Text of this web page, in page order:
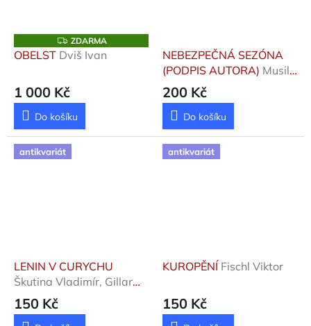
Z
D
A
A
ZDARMA
OBELST Dviš Ivan
1 000 Kč
Do košíku
NEBEZPEČNÁ SEZÓNA
(PODPIS AUTORA) Musil
Jiří
200 Kč
Do košíku
antikvariát
LENIN V CURYCHU
Škutina Vladimír, Gillar
Jaroslav, Hochm
150 Kč
antikvariát
KUROPĚNÍ Fischl Viktor
150 Kč